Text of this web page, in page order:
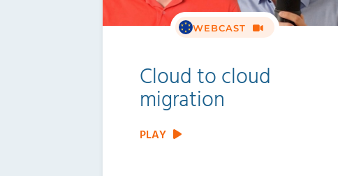
WEBCAST
Cloud to cloud
migration
PLAY